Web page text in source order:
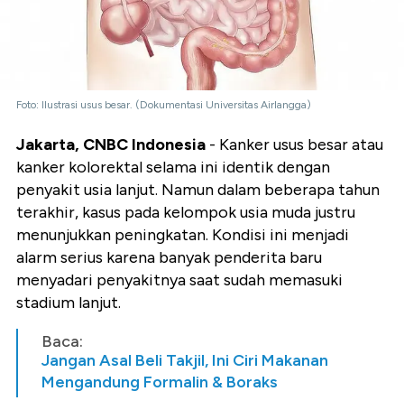
Foto: Ilustrasi usus besar. (Dokumentasi Universitas Airlangga)
Jakarta, CNBC Indonesia - Kanker usus besar atau
kanker kolorektal selama ini identik dengan
penyakit usia lanjut. Namun dalam beberapa tahun
terakhir, kasus pada kelompok usia muda justru
menunjukkan peningkatan. Kondisi ini menjadi
alarm serius karena banyak penderita baru
menyadari penyakitnya saat sudah memasuki
stadium lanjut.
Baca:
Jangan Asal Beli Takjil, Ini Ciri Makanan
Mengandung Formalin & Boraks